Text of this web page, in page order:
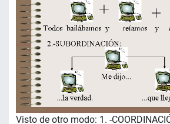
Visto de otro modo: 1. -